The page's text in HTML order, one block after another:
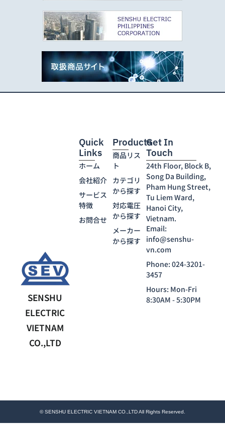
SENSHU
ELECTRIC
VIETNAM
CO.,LTD
Products
商品リス
ト
カテゴリ
から探す
対応電圧
から探す
メーカー
から探す
Quick
Links
ホーム
会社紹介
サービス
特徴
お問合せ
Get In
Touch
24th Floor, Block B,
Song Da Building,
Pham Hung Street,
Tu Liem Ward,
Hanoi City,
Vietnam.
Email:
info@senshu-
vn.com
Phone: 024-3201-
3457
Hours: Mon-Fri
8:30AM - 5:30PM
© SENSHU ELECTRIC VIETNAM CO.,LTD All Rights Reserved.